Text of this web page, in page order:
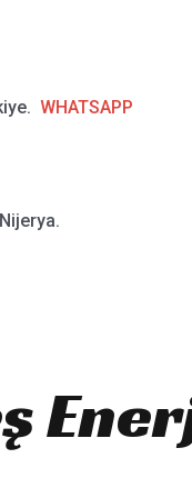
WHATSAPP